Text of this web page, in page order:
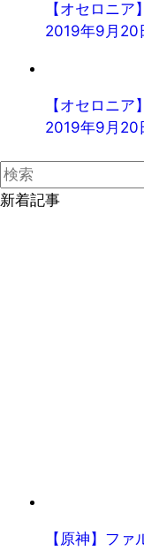
【オセロニ
2019年9月20
【オセロニ
2019年9月20
新着記事
【原神】フ